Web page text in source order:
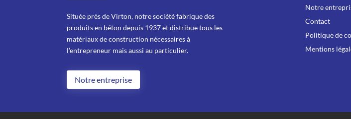
Située près de Virton, notre société fabrique des
produits en béton depuis 1937 et distribue tous les
matériaux de construction nécessaires à
l’entrepreneur mais aussi au particulier.
Notre entreprise
Notre
Contact
Politique de
Mentions